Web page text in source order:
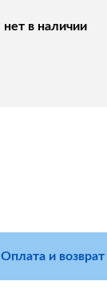
нет в наличии
Оплата и возврат